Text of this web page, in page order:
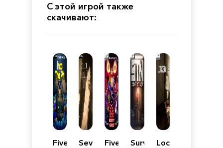
С этой игрой также
скачивают:
Five
Seven
Five
SurviveLocked